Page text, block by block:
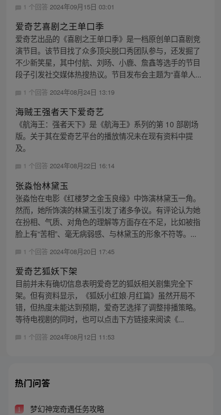
1 个回答 2024年09月15日 03:01
爱奇艺喜剧之王单口季
爱奇艺出品的《喜剧之王单口季》是一档原创单口喜剧竞
演节目。该节目找了众多顶尖脱口秀团队参与，还发掘了
不少新笑星，其中付航、刘旸、小鹿、詹鑫等选手的节目
段子引发社交媒体热搜热议。节目发布会主题为“喜单人...
1 个回答 2024年08月24日 13:19
海贼王强者天下爱奇艺
《航海王：强者天下》是《航海王》系列的第 10 部剧场
版。关于其在爱奇艺平台的播放情况未在现有资料中提
及。
1 个回答 2024年08月22日 16:14
张淼怡林黛玉
张淼怡在电影《红楼梦之金玉良缘》中饰演林黛玉一角。
然而，她所饰演的林黛玉引发了诸多争议。有评论认为她
在扮相、气质、对角色的理解等方面存在不足，比如被指
脸上有“苦相”、毫无病弱感、与林黛玉的形象不符等。...
1 个回答 2024年08月20日 17:45
爱奇艺狐妖下架
目前并未有确切信息表明爱奇艺的狐妖相关剧集完全下
架。但有资料显示，《狐妖小红娘·月红篇》虽然开局不
错，但热度未能达到预期，爱奇艺选择了调整排播策略。
等待电视剧的同时，也可以点击下方链接来阅读《...
1 个回答 2024年08月12日 11:53
热门问答
1 梦幻神宠奇遇任务攻略